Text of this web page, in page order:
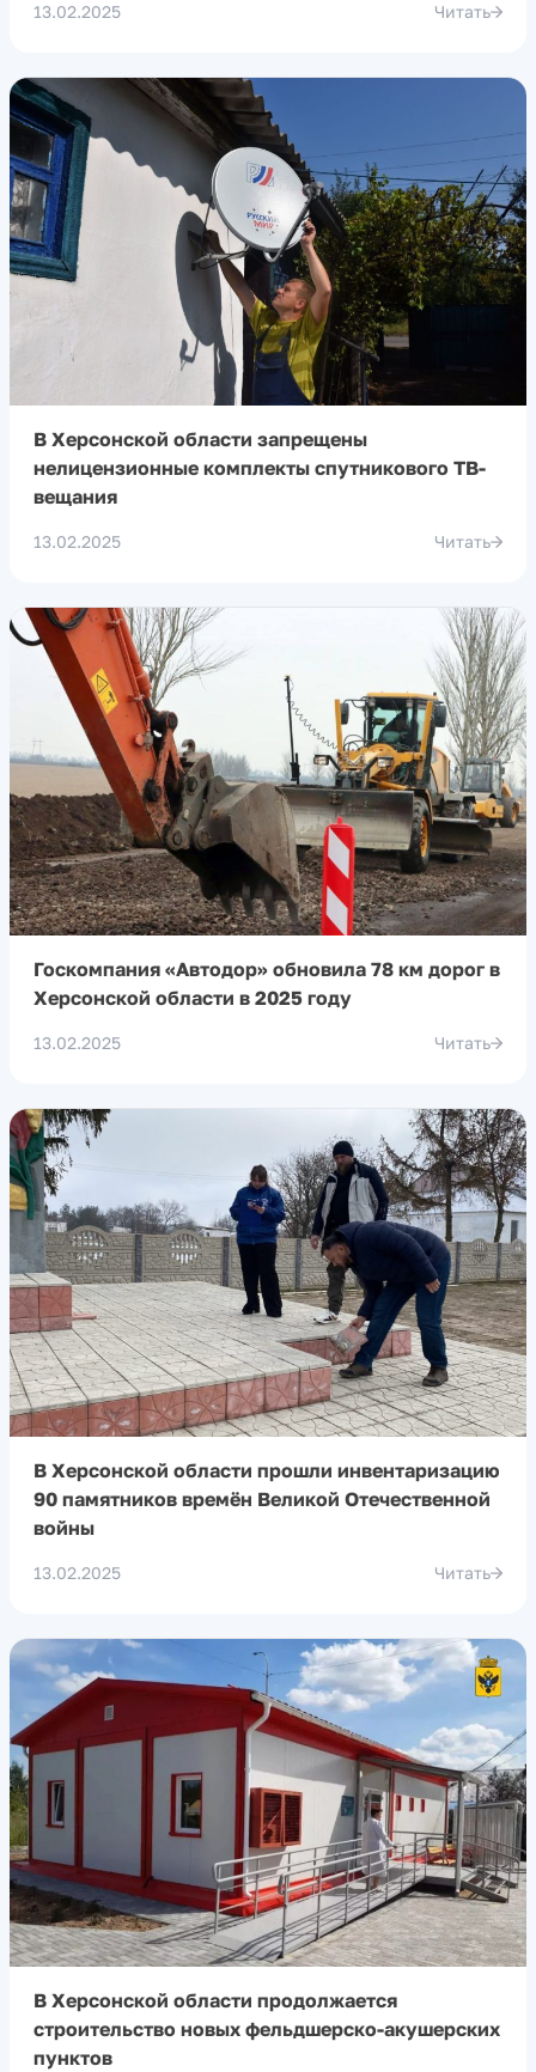
13.02.2025 Читать
В Херсонской области запрещены
нелицензионные комплекты спутникового ТВ-
вещания
13.02.2025 Читать
Госкомпания «Автодор» обновила 78 км дорог в
Херсонской области в 2025 году
13.02.2025 Читать
В Херсонской области прошли инвентаризацию
90 памятников времён Великой Отечественной
войны
13.02.2025 Читать
В Херсонской области продолжается
строительство новых фельдшерско-акушерских
пунктов